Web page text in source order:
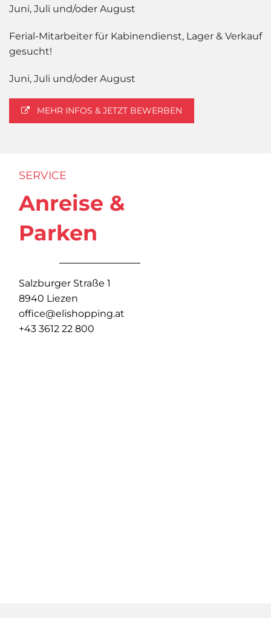
Juni, Juli und/oder August
Ferial-Mitarbeiter für Kabinendienst, Lager & Verkauf
gesucht!
Juni, Juli und/oder August
MEHR INFOS & JETZT BEWERBEN
SERVICE
Anreise &
Parken
Salzburger Straße 1
8940 Liezen
office@elishopping.at
+43 3612 22 800